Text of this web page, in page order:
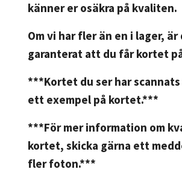
känner er osäkra på kvaliten.
Om vi har fler än en i lager,
garanterat att du får kortet
***Kortet du ser har
ett exempel på kortet.***
***För mer information om
kortet, skicka gärna ett
fler foton.***